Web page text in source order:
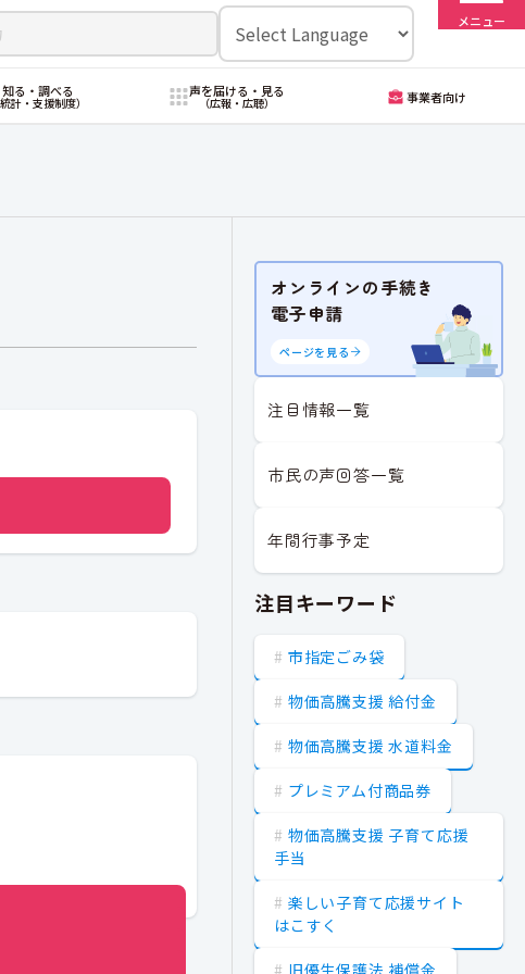
メニュー
知る・調べる
統計・支援制度）
声を届ける・見る
（広報・広聴） 事業者向け
オンラインの手続き
電子申請
ページを見る
注目情報一覧
市民の声回答一覧
年間行事予定
注目キーワード
市指定ごみ袋
物価高騰支援 給付金
物価高騰支援 水道料金
プレミアム付商品券
物価高騰支援 子育て応援
手当
楽しい子育て応援サイト
はこすく
旧優生保護法 補償金